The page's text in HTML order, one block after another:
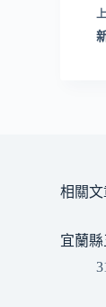
相關文
宜蘭